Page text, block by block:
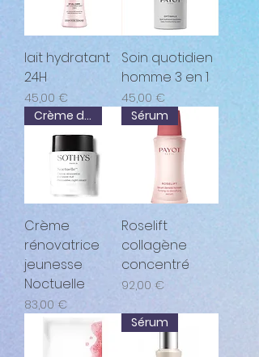
lait hydratant
24H
Prix
45,00 €
Soin quotidien
homme 3 en 1
Prix
45,00 €
Crème de nuit
Crème
rénovatrice
jeunesse
Noctuelle
Prix
83,00 €
Sérum
Roselift
collagène
concentré
Prix
92,00 €
Sérum